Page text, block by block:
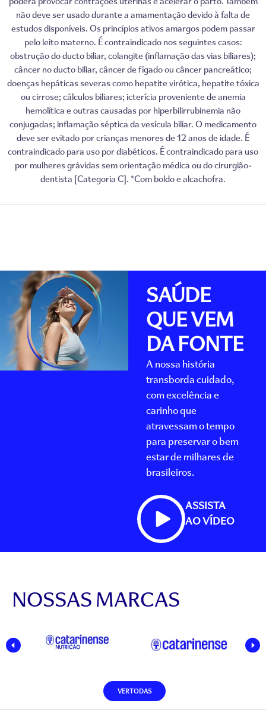
não deve ser usado durante a amamentação devido à falta de
estudos disponíveis. Os princípios ativos amargos podem passar
pelo leito materno. É contraindicado nos seguintes casos:
obstrução do ducto biliar, colangite (inflamação das vias biliares);
câncer no ducto biliar, câncer de fígado ou câncer pancreático;
doenças hepáticas severas como hepatite virótica, hepatite tóxica
ou cirrose; cálculos biliares; icterícia proveniente de anemia
hemolítica e outras causadas por hiperbilirrubinemia não
conjugadas; inflamação séptica da vesícula biliar. O medicamento
deve ser evitado por crianças menores de 12 anos de idade. É
contraindicado para uso por diabéticos. É contraindicado para uso
por mulheres grávidas sem orientação médica ou do cirurgião-
dentista [Categoria C]. *Com boldo e alcachofra.
SAÚDE
QUE VEM
DA FONTE
A nossa história
transborda cuidado,
com excelência e
carinho que
atravessam o tempo
para preservar o bem
estar de milhares de
brasileiros.
ASSISTA
AO VÍDEO
NOSSAS MARCAS
VER TODAS